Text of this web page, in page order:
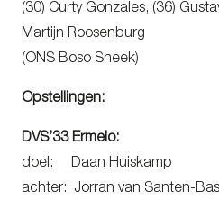
(30) Curty Gonzales, (36)
Martijn Roosenburg
(ONS Boso Sneek)
Opstellingen:
DVS’33 Ermelo:
doel: Daan Huiskamp
achter: Jorran van Santen-